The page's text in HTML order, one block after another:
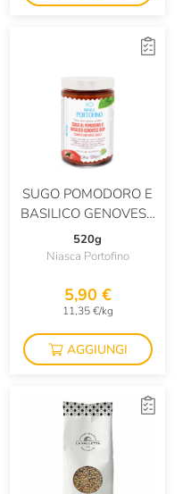
SUGO POMODORO E
BASILICO GENOVESE
DOP
520g
Niasca Portofino
5,90 €
11,35 €/kg
AGGIUNGI